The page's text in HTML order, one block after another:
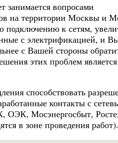
занимается вопросами
на территории Москвы и
подключению к сетям,
с электрификацией, и
с Вашей стороны
этих проблем является
способствовать
контакты с
Мосэнергосбыт,
в зоне проведения работ).